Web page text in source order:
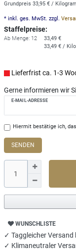
Grundpreis 33,95 € /
* inkl. ges. MwSt. zzgl.
Staffelpreise:
Ab Menge: 12
33,49 €
33,49 € /
Lieferfrist ca. 1-3
Gerne informieren wir
E-MAIL-ADRESSE
Hiermit bestätige ich,
SENDEN
WUNSCHLISTE
✓ Taggleicher Versand
✓ Klimaneutraler